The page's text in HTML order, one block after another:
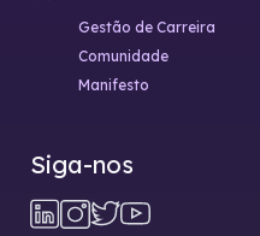
Gestão de Carreira
Comunidade
Manifesto
Siga-nos